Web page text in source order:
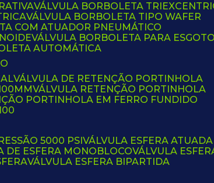
VÁLVULA BORBOLETA
VÁLVULA BORBOLETA TIPO WAFER
COM ATUADOR PNEUMÁTICO
VÁLVULA BORBOLETA PARA ESGOTO
AUTOMÁTICA
VÁLVULA DE RETENÇÃO PORTINHOLA
VÁLVULA RETENÇÃO PORTINHOLA
PORTINHOLA EM FERRO FUNDIDO
5000 PSI VÁLVULA ESFERA ATUADA
DE ESFERA MONOBLOCO VÁLVULA
VÁLVULA ESFERA BIPARTIDA